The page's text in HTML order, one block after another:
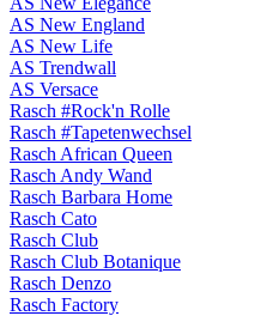
AS New England
AS New Life
AS Trendwall
AS Versace
Rasch #Rock'n Rolle
Rasch #Tapetenwechsel
Rasch African Queen
Rasch Andy Wand
Rasch Barbara Home
Rasch Cato
Rasch Club
Rasch Club Botanique
Rasch Denzo
Rasch Factory